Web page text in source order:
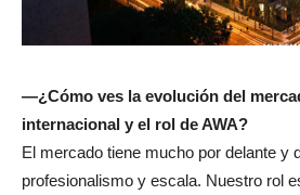
—¿Cómo ves la evolución del
internacional y el rol de AWA?
El mercado tiene mucho por delante y
profesionalismo y escala. Nuestro rol